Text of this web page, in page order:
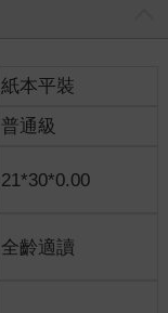
紙本平裝
普通級
21*30*0.00
全齡適讀